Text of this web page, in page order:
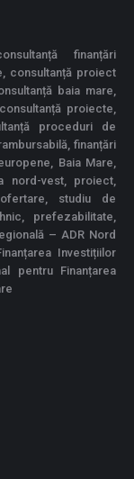
finanțări
consultanță proiect
baia mare,
proiecte,
proceduri de
finanțări
Baia Mare,
nord-vest, proiect,
studiu de
prefezabilitate,
– ADR Nord
Investițiilor
pentru Finanțarea